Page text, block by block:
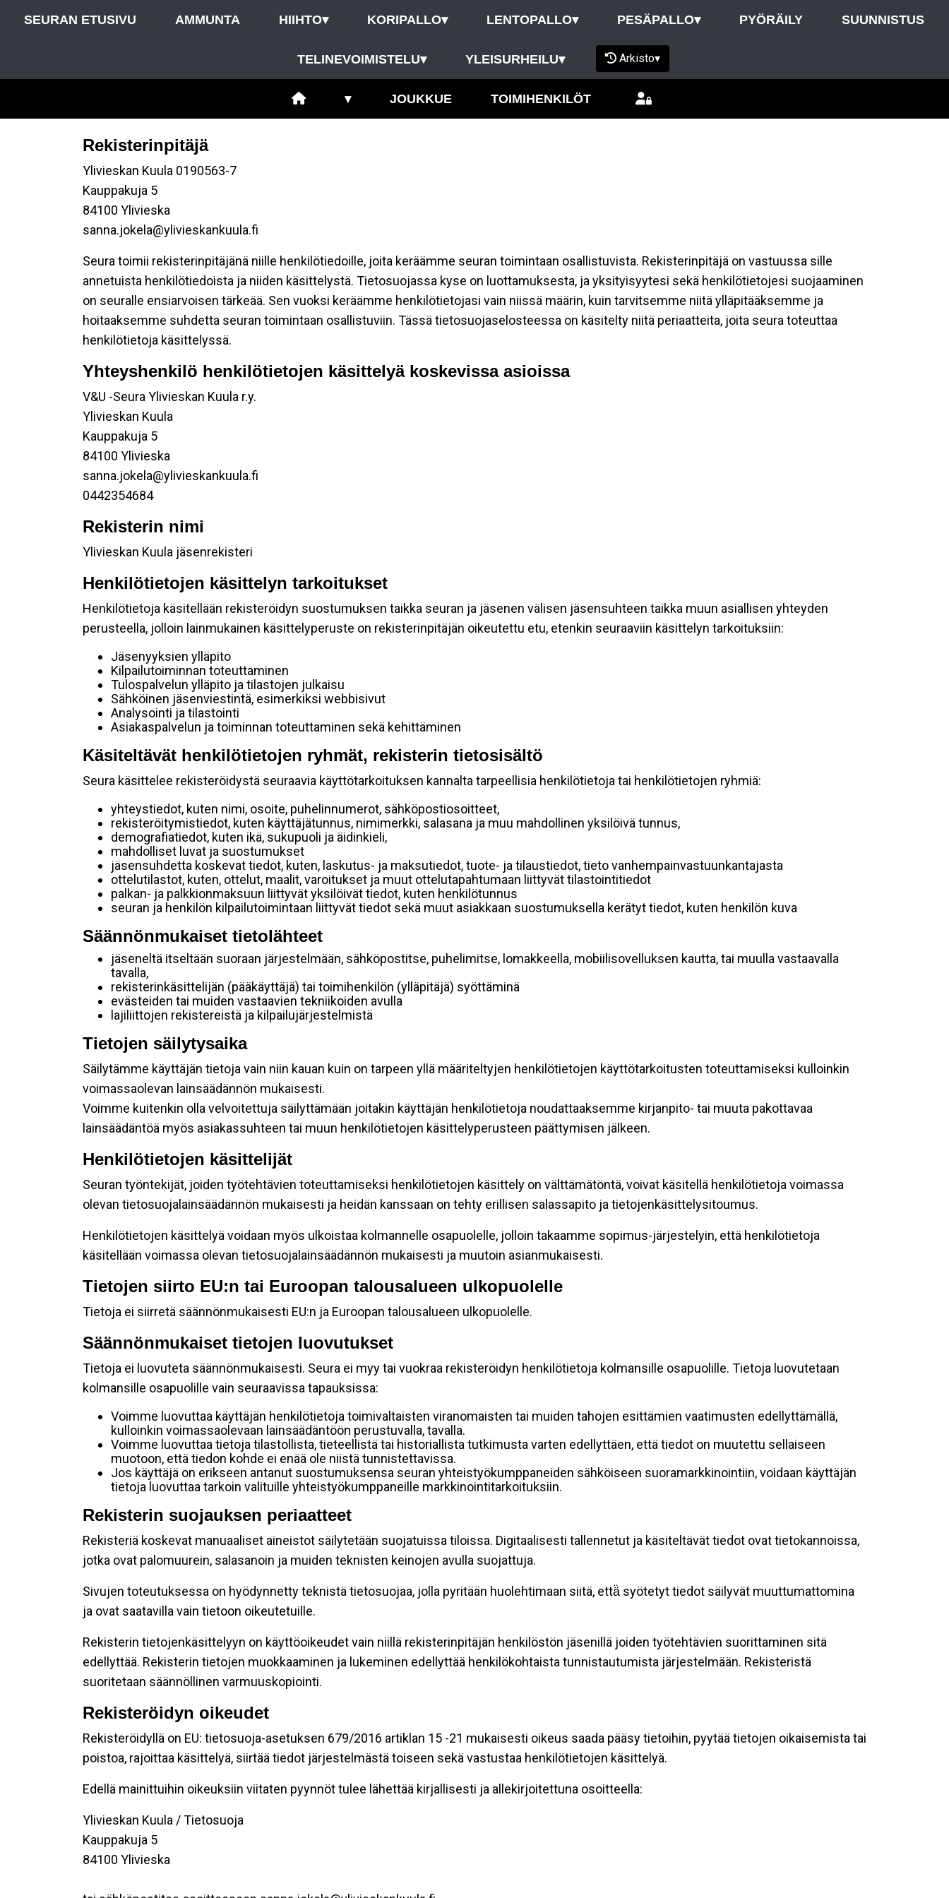
SEURAN ETUSIVU AMMUNTA HIIHTO▾ KORIPALLO▾ LENTOPALLO▾ PESÄPALLO▾ PYÖRÄILY SUUNNISTUS
TELINEVOIMISTELU▾ YLEISURHEILU▾ Arkisto▾
▾ JOUKKUE TOIMIHENKILÖT
Rekisterinpitäjä
Ylivieskan Kuula 0190563-7
Kauppakuja 5
84100 Ylivieska
sanna.jokela@ylivieskankuula.fi
Seura toimii rekisterinpitäjänä niille henkilötiedoille, joita keräämme seuran toimintaan osallistuvista. Rekisterinpitäjä on vastuussa sille
annetuista henkilötiedoista ja niiden käsittelystä. Tietosuojassa kyse on luottamuksesta, ja yksityisyytesi sekä henkilötietojesi suojaaminen
on seuralle ensiarvoisen tärkeää. Sen vuoksi keräämme henkilötietojasi vain niissä määrin, kuin tarvitsemme niitä ylläpitääksemme ja
hoitaaksemme suhdetta seuran toimintaan osallistuviin. Tässä tietosuojaselosteessa on käsitelty niitä periaatteita, joita seura toteuttaa
henkilötietoja käsittelyssä.
Yhteyshenkilö henkilötietojen käsittelyä koskevissa asioissa
V&U -Seura Ylivieskan Kuula r.y.
Ylivieskan Kuula
Kauppakuja 5
84100 Ylivieska
sanna.jokela@ylivieskankuula.fi
0442354684
Rekisterin nimi
Ylivieskan Kuula jäsenrekisteri
Henkilötietojen käsittelyn tarkoitukset
Henkilötietoja käsitellään rekisteröidyn suostumuksen taikka seuran ja jäsenen välisen jäsensuhteen taikka muun asiallisen yhteyden
perusteella, jolloin lainmukainen käsittelyperuste on rekisterinpitäjän oikeutettu etu, etenkin seuraaviin käsittelyn tarkoituksiin:
Jäsenyyksien ylläpito
Kilpailutoiminnan toteuttaminen
Tulospalvelun ylläpito ja tilastojen julkaisu
Sähköinen jäsenviestintä, esimerkiksi webbisivut
Analysointi ja tilastointi
Asiakaspalvelun ja toiminnan toteuttaminen sekä kehittäminen
Käsiteltävät henkilötietojen ryhmät, rekisterin tietosisältö
Seura käsittelee rekisteröidystä seuraavia käyttötarkoituksen kannalta tarpeellisia henkilötietoja tai henkilötietojen ryhmiä:
yhteystiedot, kuten nimi, osoite, puhelinnumerot, sähköpostiosoitteet,
rekisteröitymistiedot, kuten käyttäjätunnus, nimimerkki, salasana ja muu mahdollinen yksilöivä tunnus,
demografiatiedot, kuten ikä, sukupuoli ja äidinkieli,
mahdolliset luvat ja suostumukset
jäsensuhdetta koskevat tiedot, kuten, laskutus- ja maksutiedot, tuote- ja tilaustiedot, tieto vanhempainvastuunkantajasta
ottelutilastot, kuten, ottelut, maalit, varoitukset ja muut ottelutapahtumaan liittyvät tilastointitiedot
palkan- ja palkkionmaksuun liittyvät yksilöivät tiedot, kuten henkilötunnus
seuran ja henkilön kilpailutoimintaan liittyvät tiedot sekä muut asiakkaan suostumuksella kerätyt tiedot, kuten henkilön kuva
Säännönmukaiset tietolähteet
jäseneltä itseltään suoraan järjestelmään, sähköpostitse, puhelimitse, lomakkeella, mobiilisovelluksen kautta, tai muulla vastaavalla
tavalla,
rekisterinkäsittelijän (pääkäyttäjä) tai toimihenkilön (ylläpitäjä) syöttäminä
evästeiden tai muiden vastaavien tekniikoiden avulla
lajiliittojen rekistereistä ja kilpailujärjestelmistä
Tietojen säilytysaika
Säilytämme käyttäjän tietoja vain niin kauan kuin on tarpeen yllä määriteltyjen henkilötietojen käyttötarkoitusten toteuttamiseksi kulloinkin
voimassaolevan lainsäädännön mukaisesti.
Voimme kuitenkin olla velvoitettuja säilyttämään joitakin käyttäjän henkilötietoja noudattaaksemme kirjanpito- tai muuta pakottavaa
lainsäädäntöä myös asiakassuhteen tai muun henkilötietojen käsittelyperusteen päättymisen jälkeen.
Henkilötietojen käsittelijät
Seuran työntekijät, joiden työtehtävien toteuttamiseksi henkilötietojen käsittely on välttämätöntä, voivat käsitellä henkilötietoja voimassa
olevan tietosuojalainsäädännön mukaisesti ja heidän kanssaan on tehty erillisen salassapito ja tietojenkäsittelysitoumus.
Henkilötietojen käsittelyä voidaan myös ulkoistaa kolmannelle osapuolelle, jolloin takaamme sopimus-järjestelyin, että henkilötietoja
käsitellään voimassa olevan tietosuojalainsäädännön mukaisesti ja muutoin asianmukaisesti.
Tietojen siirto EU:n tai Euroopan talousalueen ulkopuolelle
Tietoja ei siirretä säännönmukaisesti EU:n ja Euroopan talousalueen ulkopuolelle.
Säännönmukaiset tietojen luovutukset
Tietoja ei luovuteta säännönmukaisesti. Seura ei myy tai vuokraa rekisteröidyn henkilötietoja kolmansille osapuolille. Tietoja luovutetaan
kolmansille osapuolille vain seuraavissa tapauksissa:
Voimme luovuttaa käyttäjän henkilötietoja toimivaltaisten viranomaisten tai muiden tahojen esittämien vaatimusten edellyttämällä,
kulloinkin voimassaolevaan lainsäädäntöön perustuvalla, tavalla.
Voimme luovuttaa tietoja tilastollista, tieteellistä tai historiallista tutkimusta varten edellyttäen, että tiedot on muutettu sellaiseen
muotoon, että tiedon kohde ei enää ole niistä tunnistettavissa.
Jos käyttäjä on erikseen antanut suostumuksensa seuran yhteistyökumppaneiden sähköiseen suoramarkkinointiin, voidaan käyttäjän
tietoja luovuttaa tarkoin valituille yhteistyökumppaneille markkinointitarkoituksiin.
Rekisterin suojauksen periaatteet
Rekisteriä koskevat manuaaliset aineistot säilytetään suojatuissa tiloissa. Digitaalisesti tallennetut ja käsiteltävät tiedot ovat tietokannoissa,
jotka ovat palomuurein, salasanoin ja muiden teknisten keinojen avulla suojattuja.
Sivujen toteutuksessa on hyödynnetty teknistä tietosuojaa, jolla pyritään huolehtimaan siitä, että̈ syötetyt tiedot säilyvät muuttumattomina
ja ovat saatavilla vain tietoon oikeutetuille.
Rekisterin tietojenkäsittelyyn on käyttöoikeudet vain niillä rekisterinpitäjän henkilöstön jäsenillä joiden työtehtävien suorittaminen sitä
edellyttää. Rekisterin tietojen muokkaaminen ja lukeminen edellyttää henkilökohtaista tunnistautumista järjestelmään. Rekisteristä
suoritetaan säännöllinen varmuuskopiointi.
Rekisteröidyn oikeudet
Rekisteröidyllä on EU: tietosuoja-asetuksen 679/2016 artiklan 15 -21 mukaisesti oikeus saada pääsy tietoihin, pyytää tietojen oikaisemista tai
poistoa, rajoittaa käsittelyä, siirtää tiedot järjestelmästä toiseen sekä vastustaa henkilötietojen käsittelyä.
Edellä mainittuihin oikeuksiin viitaten pyynnöt tulee lähettää kirjallisesti ja allekirjoitettuna osoitteella:
Ylivieskan Kuula / Tietosuoja
Kauppakuja 5
84100 Ylivieska